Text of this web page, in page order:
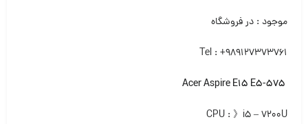
موجود : در فروشگاه
Tel : +989127373761
CPU : 》i5 – 7200U